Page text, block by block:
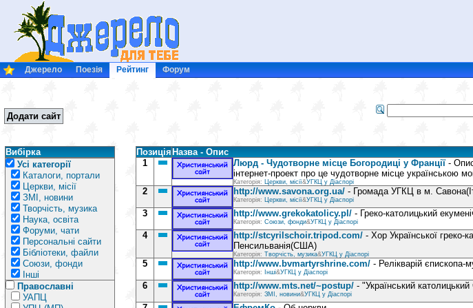
Джерело Поезія Рейтинг Форум
Додати сайт
Вибірка
Усі категорії
Каталоги, портали
Церкви, місії
ЗМІ, новини
Творчість, музика
Наука, освіта
Форуми, чати
Персональні сайти
Бібліотеки, файли
Союзи, фонди
Інші
Православні
УАПЦ
Позиція Назва - Опис
1
Люрд - Чудотворне місце Богородиці у Франції -
інтернет-проект про це чудотворне місце українською
Категорія: Церкви, місії&УГКЦ у Діаспорі
2 http://www.savona.org.ua/ - Громада УГКЦ в м.
Категорія: Церкви, місії&УГКЦ у Діаспорі
3 http://www.grekokatolicy.pl/ - Греко-католицький
Категорія: Союзи, фонди&УГКЦ у Діаспорі
4 http://stcyrilschoir.tripod.com/ - Хор Української греко-
Пенсильванія(США)
Категорія: Творчість, музика&УГКЦ у Діаспорі
5 http://www.bvmartyrshrine.com/ - Релікварій єпископа-
Категорія: Інші&УГКЦ у Діаспорі
6 http://www.mts.net/~postup/ - "Український
Категорія: ЗМІ, новини&УГКЦ у Діаспорі